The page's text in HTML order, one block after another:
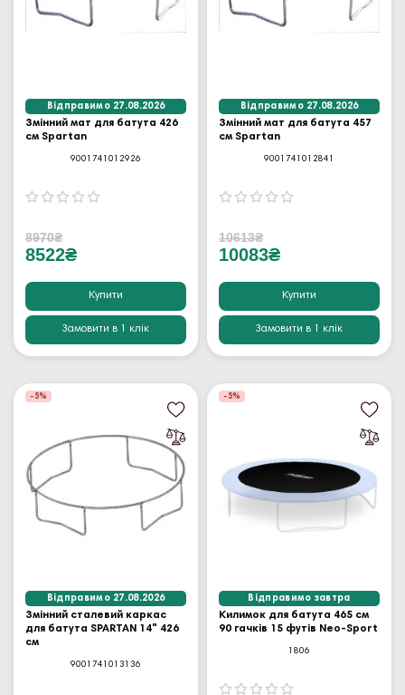
Відправимо 27.08.2026
Змінний мат для батута 426
см Spartan
9001741012926
8970₴
8522₴
Купити
Замовити в 1 клік
Відправимо 27.08.2026
Змінний мат для батута 457
см Spartan
9001741012841
10613₴
10083₴
Купити
Замовити в 1 клік
-5%
Відправимо 27.08.2026
Змінний сталевий каркас
для батута SPARTAN 14" 426
см
9001741013136
-5%
Відправимо завтра
Килимок для батута 465 см
90 гачків 15 футів Neo-Sport
1806